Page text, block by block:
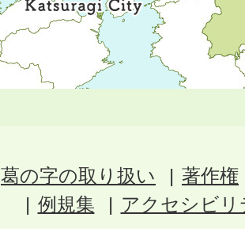
葛の字の取り扱い
著作権
例規集
アクセシビ